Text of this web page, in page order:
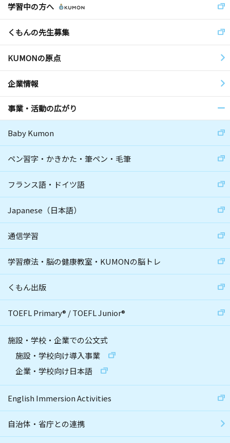
学習中の方へ
くもんの先生募集
KUMONの原点
企業情報
事業・活動の広がり
Baby Kumon
ペン習字・かきかた・筆ペン・毛筆
フランス語・ドイツ語
Japanese（日本語）
通信学習
学習療法・脳の健康教室・KUMONの脳トレ
くもん出版
TOEFL Primary® /TOEFL Junior®
施設・学校・企業での公文式
施設・学校向け導入事業
企業・学校向け日本語
English Immersion Activities
自治体・省庁との連携